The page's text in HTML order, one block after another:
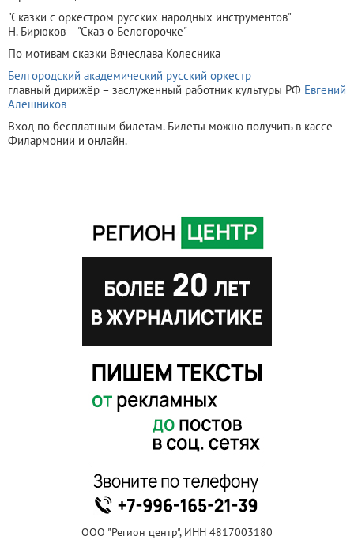
"Сказки с оркестром русских народных инструментов"
Н. Бирюков – "Сказ о Белогорочке"
По мотивам сказки Вячеслава Колесника
Белгородский академический русский оркестр
главный дирижёр – заслуженный работник культуры РФ Евгений
Алешников
Вход по бесплатным билетам. Билеты можно получить в кассе
Филармонии и онлайн.
ООО "Регион центр", ИНН 4817003180